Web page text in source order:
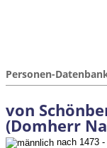
Personen-
von
(Domherr
nach 1473